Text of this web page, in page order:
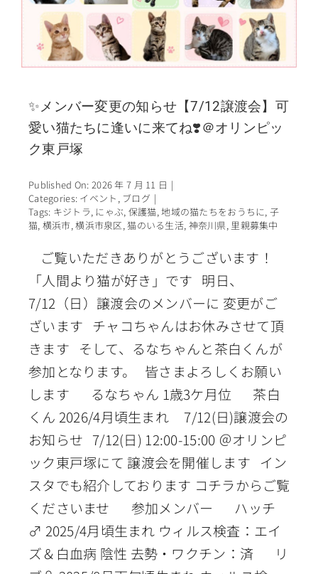
✨メンバー変更の知らせ【7/12譲渡会】可
愛い猫たちに逢いに来てね❣️＠オリンピッ
ク東戸塚
Published On: 2026 年 7 月 11 日 |
Categories: イベント , ブログ |
Tags: キジトラ, にゃぶ, 保護猫,地域の猫たちをおうちに,子
猫, 横浜市,横浜市泉区,猫のいる生活, 神奈川県, 里親募集中
ご覧いただきありがとうございます！
「人間より猫が好き」です 明日、
7/12（日）譲渡会のメンバーに 変更がご
ざいます チャコちゃんはお休みさせて頂
きます そして、るなちゃんと茶白くんが
参加となります。 皆さまよろしくお願い
します るなちゃん 1歳3ケ月位 茶白
くん 2026/4月頃生まれ 7/12(日)譲渡会の
お知らせ 7/12(日) 12:00-15:00 ＠オリンピ
ック東戸塚にて 譲渡会を開催します イン
スタでも紹介しております コチラからご覧
くださいませ 参加メンバー ハッチ
♂ 2025/4月頃生まれ ウィルス検査：エイ
ズ＆白血病 陰性 去勢・ワクチン：済 リ